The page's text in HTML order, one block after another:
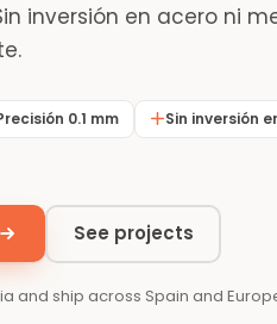
inversión en acero ni
0.1 mm
Sin inversión
See projects
and ship across Spain and